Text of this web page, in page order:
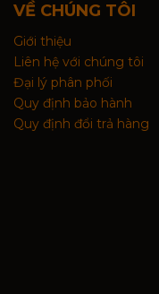
VỀ CHÚNG TÔI
Giới thiệu
Liên hệ với chúng tôi
Đại lý phân phối
Quy định bảo hành
Quy định đổi trả hàng